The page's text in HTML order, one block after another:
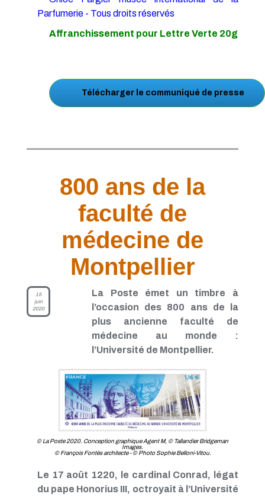
Parfumerie - Tous droits réservés
Affranchissement pour Lettre Verte 20g
Télécharger le communiqué de presse
800 ans de la
faculté de
médecine de
Montpellier
15
juin
2020
La Poste émet un timbre à
l’occasion des 800 ans de la
plus ancienne faculté de
médecine au monde :
l’Université de Montpellier.
© La Poste 2020. Conception graphique Agent M, © Tallandier Bridgeman
Images.
© François Fontès architecte - © Photo Sophie Belloni-Vitou.
Le 17 août 1220, le cardinal Conrad, légat
du pape Honorius III, octroyait à l’Université